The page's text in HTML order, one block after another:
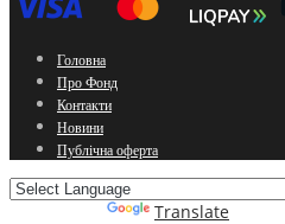
Головна
Про Фонд
Контакти
Новини
Публічна оферта
Translate